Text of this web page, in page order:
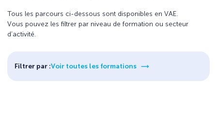
Tous les parcours ci-dessous sont disponibles en VAE.
Vous pouvez les filtrer par niveau de formation ou secteur
d’activité.
Filtrer par :Voir toutes les formations